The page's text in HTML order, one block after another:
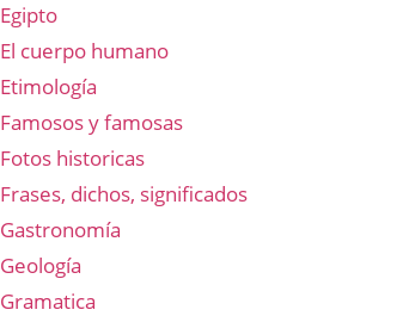
Egipto
El cuerpo humano
Etimología
Famosos y famosas
Fotos historicas
Frases, dichos, significados
Gastronomía
Geología
Gramatica